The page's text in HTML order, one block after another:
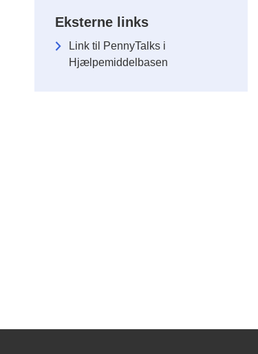
Eksterne links
Link til PennyTalks i
Hjælpemiddelbasen